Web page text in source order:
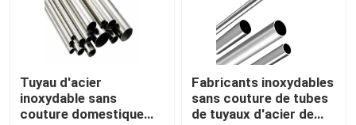
Tube en acier galvanisé
Bobine en acier de PPGI
Bobine d'acier au carbone
Tuyau d'acier
inoxydable sans
couture domestique
Fabricants inoxydables
sans couture de tubes
de tuyaux d'acier de